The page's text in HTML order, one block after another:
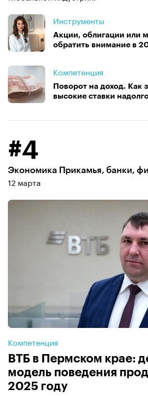
Инструменты
Акции, облигации или
обратить внимание в
Компетенция
Поворот на доход. Как
высокие ставки
#4
Экономика Прикамья, банки,
12 марта
Компетенция
ВТБ в Пермском крае:
модель поведения
2025 году